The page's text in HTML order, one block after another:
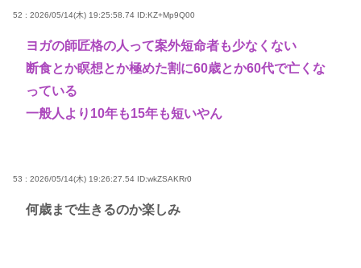
52 : 2026/05/14(木) 19:25:58.74 ID:KZ+Mp9Q00
ヨガの師匠格の人って案外短命者も少なくない
断食とか瞑想とか極めた割に60歳とか60代で亡くな
っている
一般人より10年も15年も短いやん
53 : 2026/05/14(木) 19:26:27.54 ID:wkZSAKRr0
何歳まで生きるのか楽しみ